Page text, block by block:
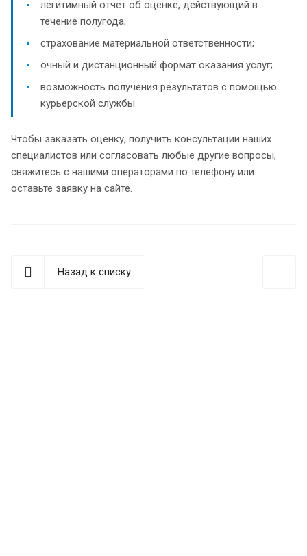
легитимный отчет об оценке, действующий в
течение полугода;
страхование материальной ответственности;
очный и дистанционный формат оказания услуг;
возможность получения результатов с помощью
курьерской службы.
Чтобы заказать оценку, получить консультации наших
специалистов или согласовать любые другие вопросы,
свяжитесь с нашими операторами по телефону или
оставьте заявку на сайте.
Назад к списку